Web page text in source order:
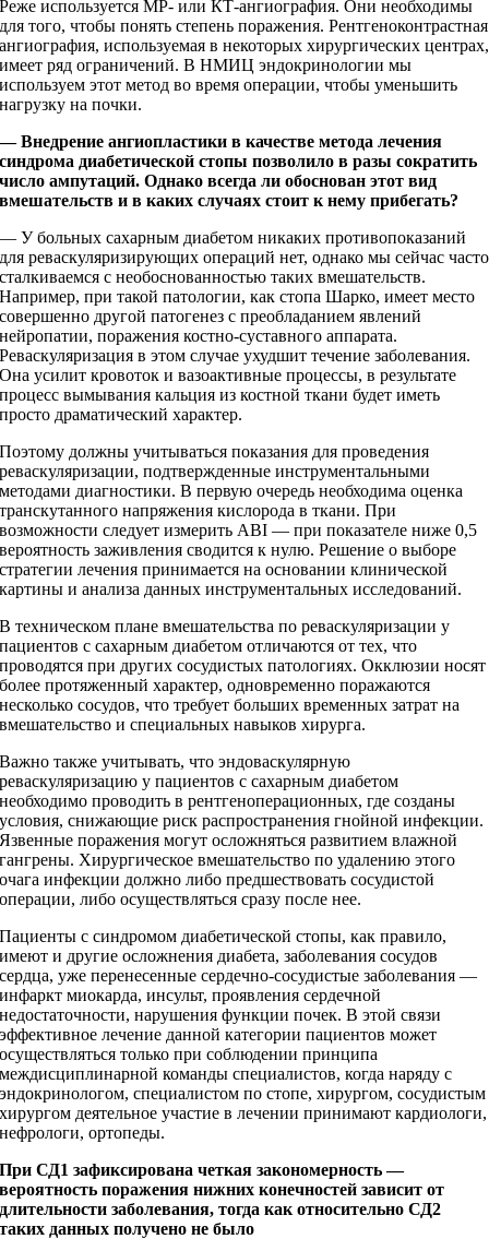
Реже используется МР- или КТ-ангиография. Они необходимы
для того, чтобы понять степень поражения. Рентгеноконтрастная
ангиография, используемая в некоторых хирургических центрах,
имеет ряд ограничений. В НМИЦ эндокринологии мы
используем этот метод во время операции, чтобы уменьшить
нагрузку на почки.
— Внедрение ангиопластики в качестве метода лечения
синдрома диабетической стопы позволило в разы сократить
число ампутаций. Однако всегда ли обоснован этот вид
вмешательств и в каких случаях стоит к нему прибегать?
— У больных сахарным диабетом никаких противопоказаний
для реваскуляризирующих операций нет, однако мы сейчас часто
сталкиваемся с необоснованностью таких вмешательств.
Например, при такой патологии, как стопа Шарко, имеет место
совершенно другой патогенез с преобладанием явлений
нейропатии, поражения костно-­суставного аппарата.
Реваскуляризация в этом случае ухудшит течение заболевания.
Она усилит кровоток и вазоактивные процессы, в результате
процесс вымывания кальция из костной ткани будет иметь
просто драматический характер.
Поэтому должны учитываться показания для проведения
реваскуляризации, подтвержденные инструментальными
методами диагностики. В первую очередь необходима оценка
транскутанного напряжения кислорода в ткани. При
возможности следует измерить ABI — при показателе ниже 0,5
вероятность заживления сводится к нулю. Решение о выборе
стратегии лечения принимается на основании клинической
картины и анализа данных инструментальных исследований.
В техническом плане вмешательства по реваскуляризации у
пациентов с сахарным диабетом отличаются от тех, что
проводятся при других сосудистых патологиях. Окклюзии носят
более протяженный характер, одновременно поражаются
несколько сосудов, что требует больших временных затрат на
вмешательство и специальных навыков хирурга.
Важно также учитывать, что эндоваскулярную
реваскуляризацию у пациентов с сахарным диабетом
необходимо проводить в рентгеноперационных, где созданы
условия, снижающие риск распространения гнойной инфекции.
Язвенные поражения могут осложняться развитием влажной
гангрены. Хирургическое вмешательство по удалению этого
очага инфекции должно либо предшествовать сосудистой
операции, либо осуществляться сразу после нее.
Пациенты с синдромом диабетической стопы, как правило,
имеют и другие осложнения диабета, заболевания сосудов
сердца, уже перенесенные сердечно-­сосудистые заболевания —
инфаркт миокарда, инсульт, проявления сердечной
недостаточности, нарушения функции почек. В этой связи
эффективное лечение данной категории пациентов может
осуществляться только при соблюдении принципа
междисциплинарной команды специалистов, когда наряду с
эндокринологом, специалистом по стопе, хирургом, сосудистым
хирургом деятельное участие в лечении принимают кардиологи,
нефрологи, ортопеды.
При СД1 зафиксирована четкая закономерность —
вероятность поражения нижних конечностей зависит от
длительности заболевания, тогда как относительно СД2
таких данных получено не было